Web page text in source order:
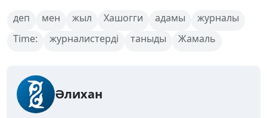
деп мен жыл Хашогги адамы
журналы
Time:
журналистерді таныды Жамаль
Әлихан